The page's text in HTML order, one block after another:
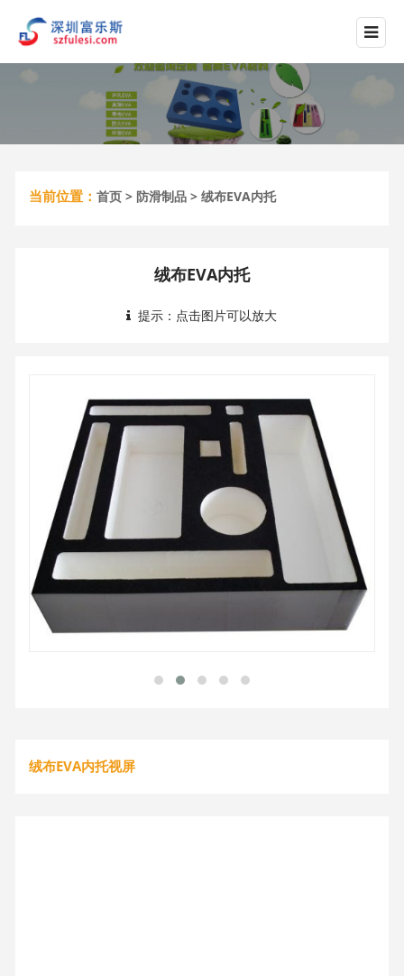
当前位置：首页 > 防滑制品 > 绒布EVA内托
绒布EVA内托
提示：点击图片可以放大
绒布EVA内托视屏